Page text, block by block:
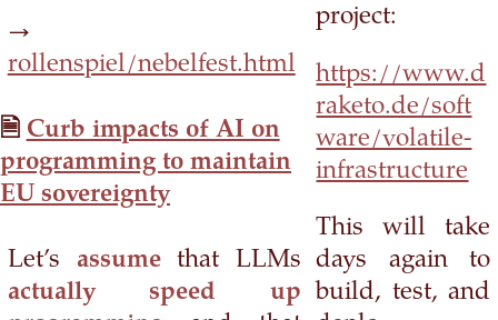
→
rollenspiel/nebelfest.html
Curb impacts of AI on
programming to maintain
EU sovereignty
Let’s assumethat LLMs
actually speed up
project:
https://www.d
raketo.de/soft
ware/volatile-
infrastructure
This will take
days again to
build, test, and